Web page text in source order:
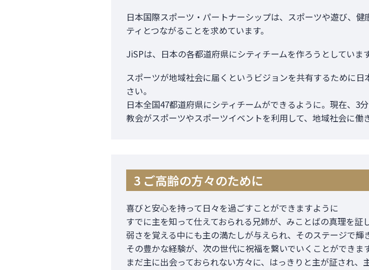
日本国際スポーツ・パートナーシップは、スポーツや遊び、
ティとつながることを求めています。
JiSPは、日本の各都道府県にシティチームを作ろうとしています
スポーツが地域社会に届くというビジョンを共有するために
さい。
日本全国47都道府県にシティチームができるように。現在、3
教会がスポーツやスポーツイベントを利用して、地域社会に働
3 ご高齢の方々のために
喜びと安心を持って日々を過ごすことができますように
すでに主を知って仕えておられる兄姉が、みことばの真理を証
弱さを覚える中にも主の満たしが与えられ、そのステージで輝
その豊かな経験が、次の世代に祝福を繋いでいくことができま
まだ主に出会っておられない方々に、はっきりと主が証され、